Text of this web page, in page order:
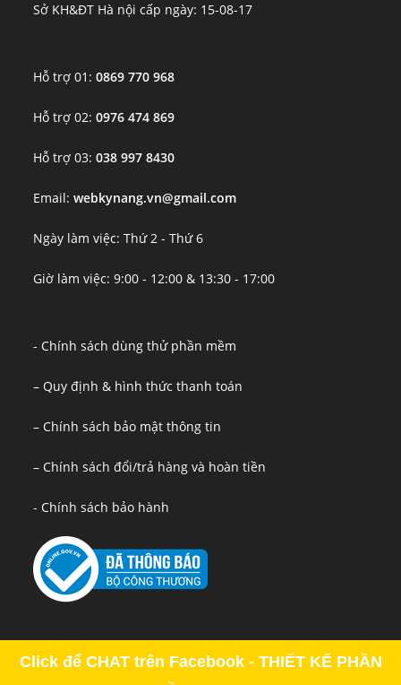
Sở KH&ĐT Hà nội cấp ngày: 15-08-17
Hỗ trợ 01:0869 770 968
Hỗ trợ 02:0976 474 869
Hỗ trợ 03:038 997 8430
Email:webkynang.vn@gmail.com
Ngày làm việc: Thứ 2 - Thứ 6
Giờ làm việc: 9:00 - 12:00 & 13:30 - 17:00
- Chính sách dùng thử phần mềm
– Quy định & hình thức thanh toán
– Chính sách bảo mật thông tin
– Chính sách đổi/trả hàng và hoàn tiền
- Chính sách bảo hành
Click để CHAT trên Facebook - THIẾT KẾ PHẦN